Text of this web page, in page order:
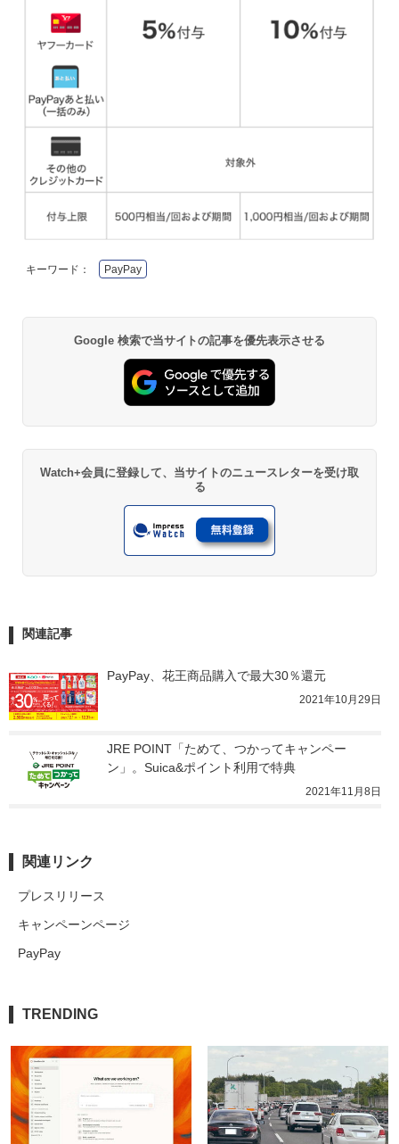
キーワード： PayPay
Google 検索で当サイトの記事を優先表示させる
Watch+会員に登録して、当サイトのニュースレターを受け取
る
関連記事
PayPay、花王商品購入で最大30％還元
2021年10月29日
JRE POINT「ためて、つかってキャンペー
ン」。Suica&ポイント利用で特典
2021年11月8日
関連リンク
プレスリリース
キャンペーンページ
PayPay
TRENDING